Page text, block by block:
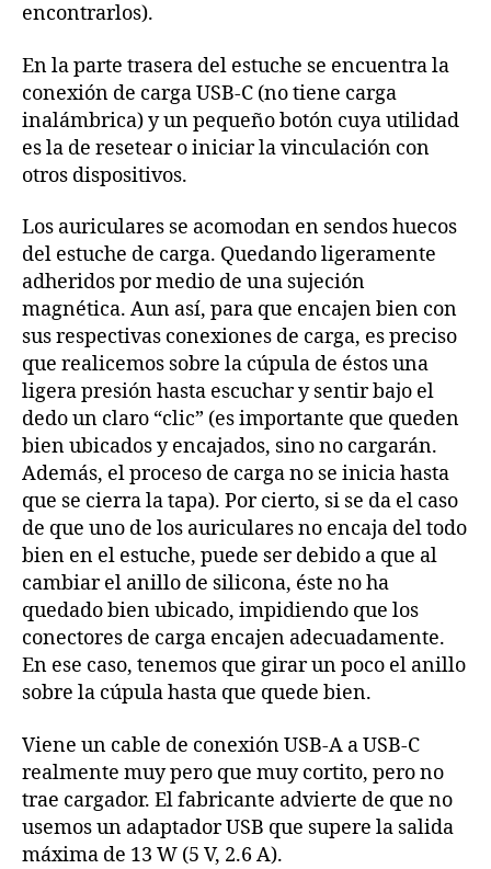
encontrarlos).
En la parte trasera del estuche se encuentra la
conexión de carga USB-C (no tiene carga
inalámbrica) y un pequeño botón cuya utilidad
es la de resetear o iniciar la vinculación con
otros dispositivos.
Los auriculares se acomodan en sendos huecos
del estuche de carga. Quedando ligeramente
adheridos por medio de una sujeción
magnética. Aun así, para que encajen bien con
sus respectivas conexiones de carga, es preciso
que realicemos sobre la cúpula de éstos una
ligera presión hasta escuchar y sentir bajo el
dedo un claro “clic” (es importante que queden
bien ubicados y encajados, sino no cargarán.
Además, el proceso de carga no se inicia hasta
que se cierra la tapa). Por cierto, si se da el caso
de que uno de los auriculares no encaja del todo
bien en el estuche, puede ser debido a que al
cambiar el anillo de silicona, éste no ha
quedado bien ubicado, impidiendo que los
conectores de carga encajen adecuadamente.
En ese caso, tenemos que girar un poco el anillo
sobre la cúpula hasta que quede bien.
Viene un cable de conexión USB-A a USB-C
realmente muy pero que muy cortito, pero no
trae cargador. El fabricante advierte de que no
usemos un adaptador USB que supere la salida
máxima de 13 W (5 V, 2.6 A).